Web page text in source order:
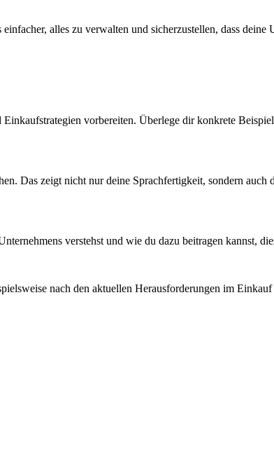
alles zu verwalten und sicherzustellen, dass deine
vorbereiten. Überlege dir konkrete
Das zeigt nicht nur deine Sprachfertigkeit, sondern auch
verstehst und wie du dazu beitragen kannst,
nach den aktuellen Herausforderungen im